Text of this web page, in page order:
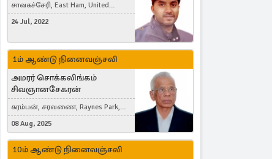
சாவகச்சேரி, East Ham, United
Kingdom
24 Jul, 2022
1ம் ஆண்டு நினைவஞ்சலி
அமரர் சொக்கலிங்கம்
சிவஞானசேகரன்
கரம்பன், சரவணை, Raynes Park,
London, United Kingdom
08 Aug, 2025
10ம் ஆண்டு நினைவஞ்சலி